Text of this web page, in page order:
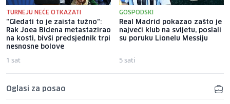
TURNEJU NEĆE OTKAZATI
"Gledati to je zaista tužno":
Rak Joea Bidena metastazirao
na kosti, bivši predsjednik trpi
nesnosne bolove
1 sat
GOSPODSKI
Real Madrid pokazao zašto je
najveći klub na svijetu, poslali
su poruku Lionelu Messiju
5 sati
Oglasi za posao